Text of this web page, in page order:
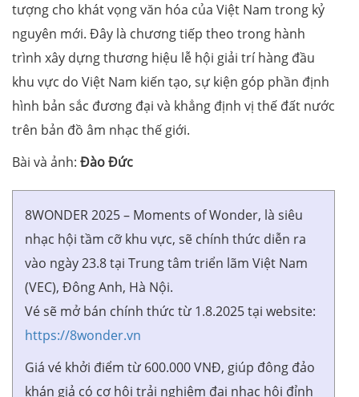
tượng cho khát vọng văn hóa của Việt Nam trong kỷ
nguyên mới. Đây là chương tiếp theo trong hành
trình xây dựng thương hiệu lễ hội giải trí hàng đầu
khu vực do Việt Nam kiến tạo, sự kiện góp phần định
hình bản sắc đương đại và khẳng định vị thế đất nước
trên bản đồ âm nhạc thế giới.
Bài và ảnh: Đào Đức
8WONDER 2025 – Moments of Wonder, là siêu
nhạc hội tầm cỡ khu vực, sẽ chính thức diễn ra
vào ngày 23.8 tại Trung tâm triển lãm Việt Nam
(VEC), Đông Anh, Hà Nội.
Vé sẽ mở bán chính thức từ 1.8.2025 tại website:
https://8wonder.vn
Giá vé khởi điểm từ 600.000 VNĐ, giúp đông đảo
khán giả có cơ hội trải nghiệm đại nhạc hội đỉnh